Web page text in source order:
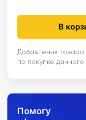
В
Добавления товара
по покупке
Помогу